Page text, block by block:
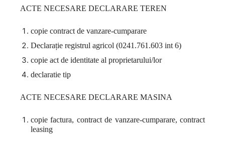
ACTE NECESARE DECLARARE TEREN
copie contract de vanzare-cumparare
Declarație registrul agricol (0241.761.603 int 6)
copie act de identitate al proprietarului/lor
declaratie tip
ACTE NECESARE DECLARARE MASINA
copie factura, contract de vanzare-cumparare, contract
leasing